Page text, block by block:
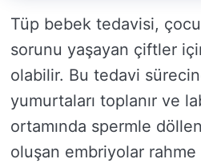
Tüp bebek tedavisi,
sorunu yaşayan çiftler
olabilir. Bu tedavi
yumurtaları toplanır ve
ortamında spermle
oluşan embriyolar